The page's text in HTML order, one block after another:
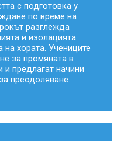
с подготовка у
по време на
разглежда
и изолацията
на хората. Учениците
за промяната в
и предлагат начини
преодоляване...